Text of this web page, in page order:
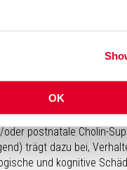
OK
und visuellen
Jahre) mit einer nicht
zu einer besseren
und Leberfunktion als eine
mit den einzelnen
oder postnatale Cholin-
trägt dazu bei,
und kognitive